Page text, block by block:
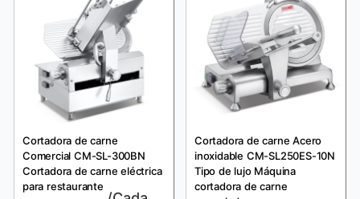
Cortadora de carne
Comercial CM-SL-300BN
Cortadora de carne eléctrica
para restaurante
Cortadora de carne Acero
inoxidable CM-SL250ES-10N
Tipo de lujo Máquina
cortadora de carne